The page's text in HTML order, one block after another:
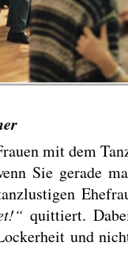
mit dem
Sie gerade
quittiert.
und